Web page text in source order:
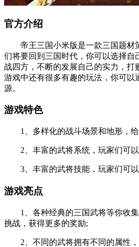
官方介绍
帝王三国小米版是一款三国题材
们将要回到三国时代，你可以选择自
战四方，不断的发展自己的实力，打
游戏中还有很多有趣的玩法，你可以
源。
游戏特色
1、多样化的战斗场景和地形，给
2、丰富的武将系统，玩家们可以
3、丰富的武将技能，玩家们可以
游戏亮点
1、各种经典的三国武将等你收集
挑战，获得更多的奖励;
2、不同的武将拥有不同的属性，